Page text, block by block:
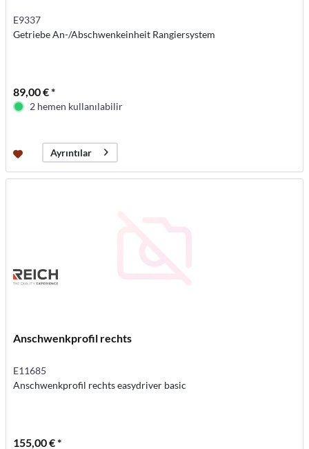
E9337
Getriebe An-/Abschwenkeinheit Rangiersystem
89,00 € *
2 hemen kullanılabilir
Ayrıntılar
Anschwenkprofil rechts
E11685
Anschwenkprofil rechts easydriver basic
155,00 € *